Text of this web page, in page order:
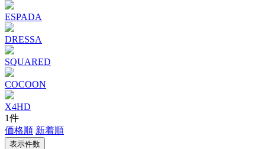
ESPADA
DRESSA
SQUARED
COCOON
X4HD
1件
価格順 新着順
表示件数